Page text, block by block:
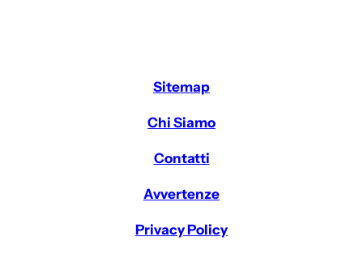
Sitemap
Chi Siamo
Contatti
Avvertenze
Privacy Policy